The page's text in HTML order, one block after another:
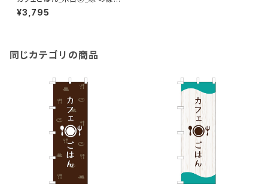
旗
¥3,795
同じカテゴリの商品